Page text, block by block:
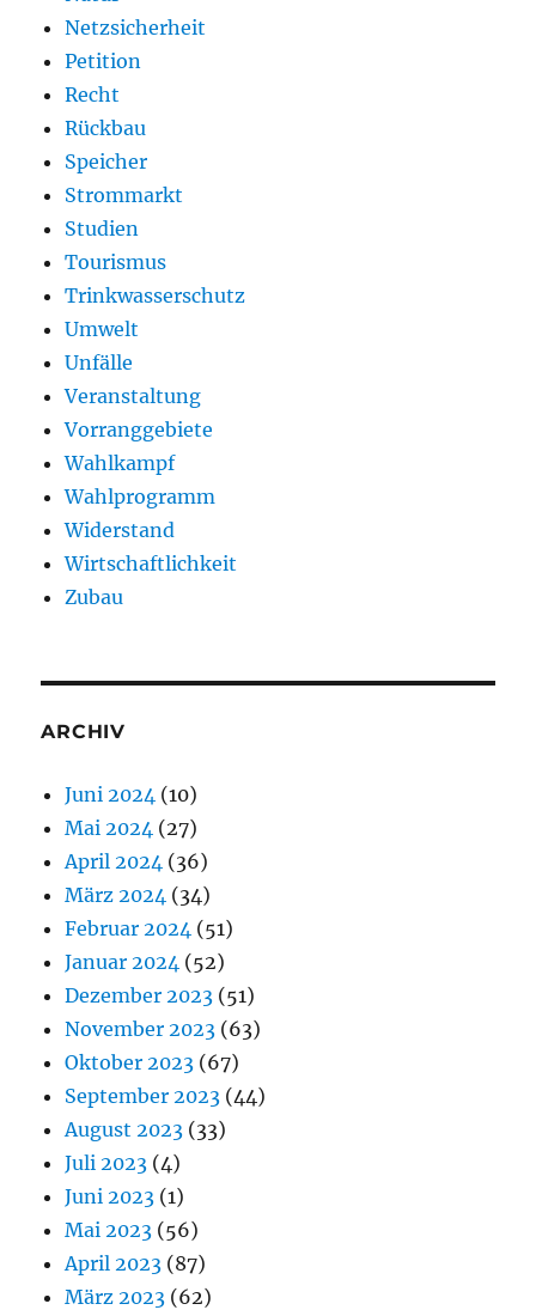
Netzsicherheit
Petition
Recht
Rückbau
Speicher
Strommarkt
Studien
Tourismus
Trinkwasserschutz
Umwelt
Unfälle
Veranstaltung
Vorranggebiete
Wahlkampf
Wahlprogramm
Widerstand
Wirtschaftlichkeit
Zubau
ARCHIV
Juni 2024 (10)
Mai 2024 (27)
April 2024 (36)
März 2024 (34)
Februar 2024 (51)
Januar 2024 (52)
Dezember 2023 (51)
November 2023 (63)
Oktober 2023 (67)
September 2023 (44)
August 2023 (33)
Juli 2023 (4)
Juni 2023 (1)
Mai 2023 (56)
April 2023 (87)
März 2023 (62)